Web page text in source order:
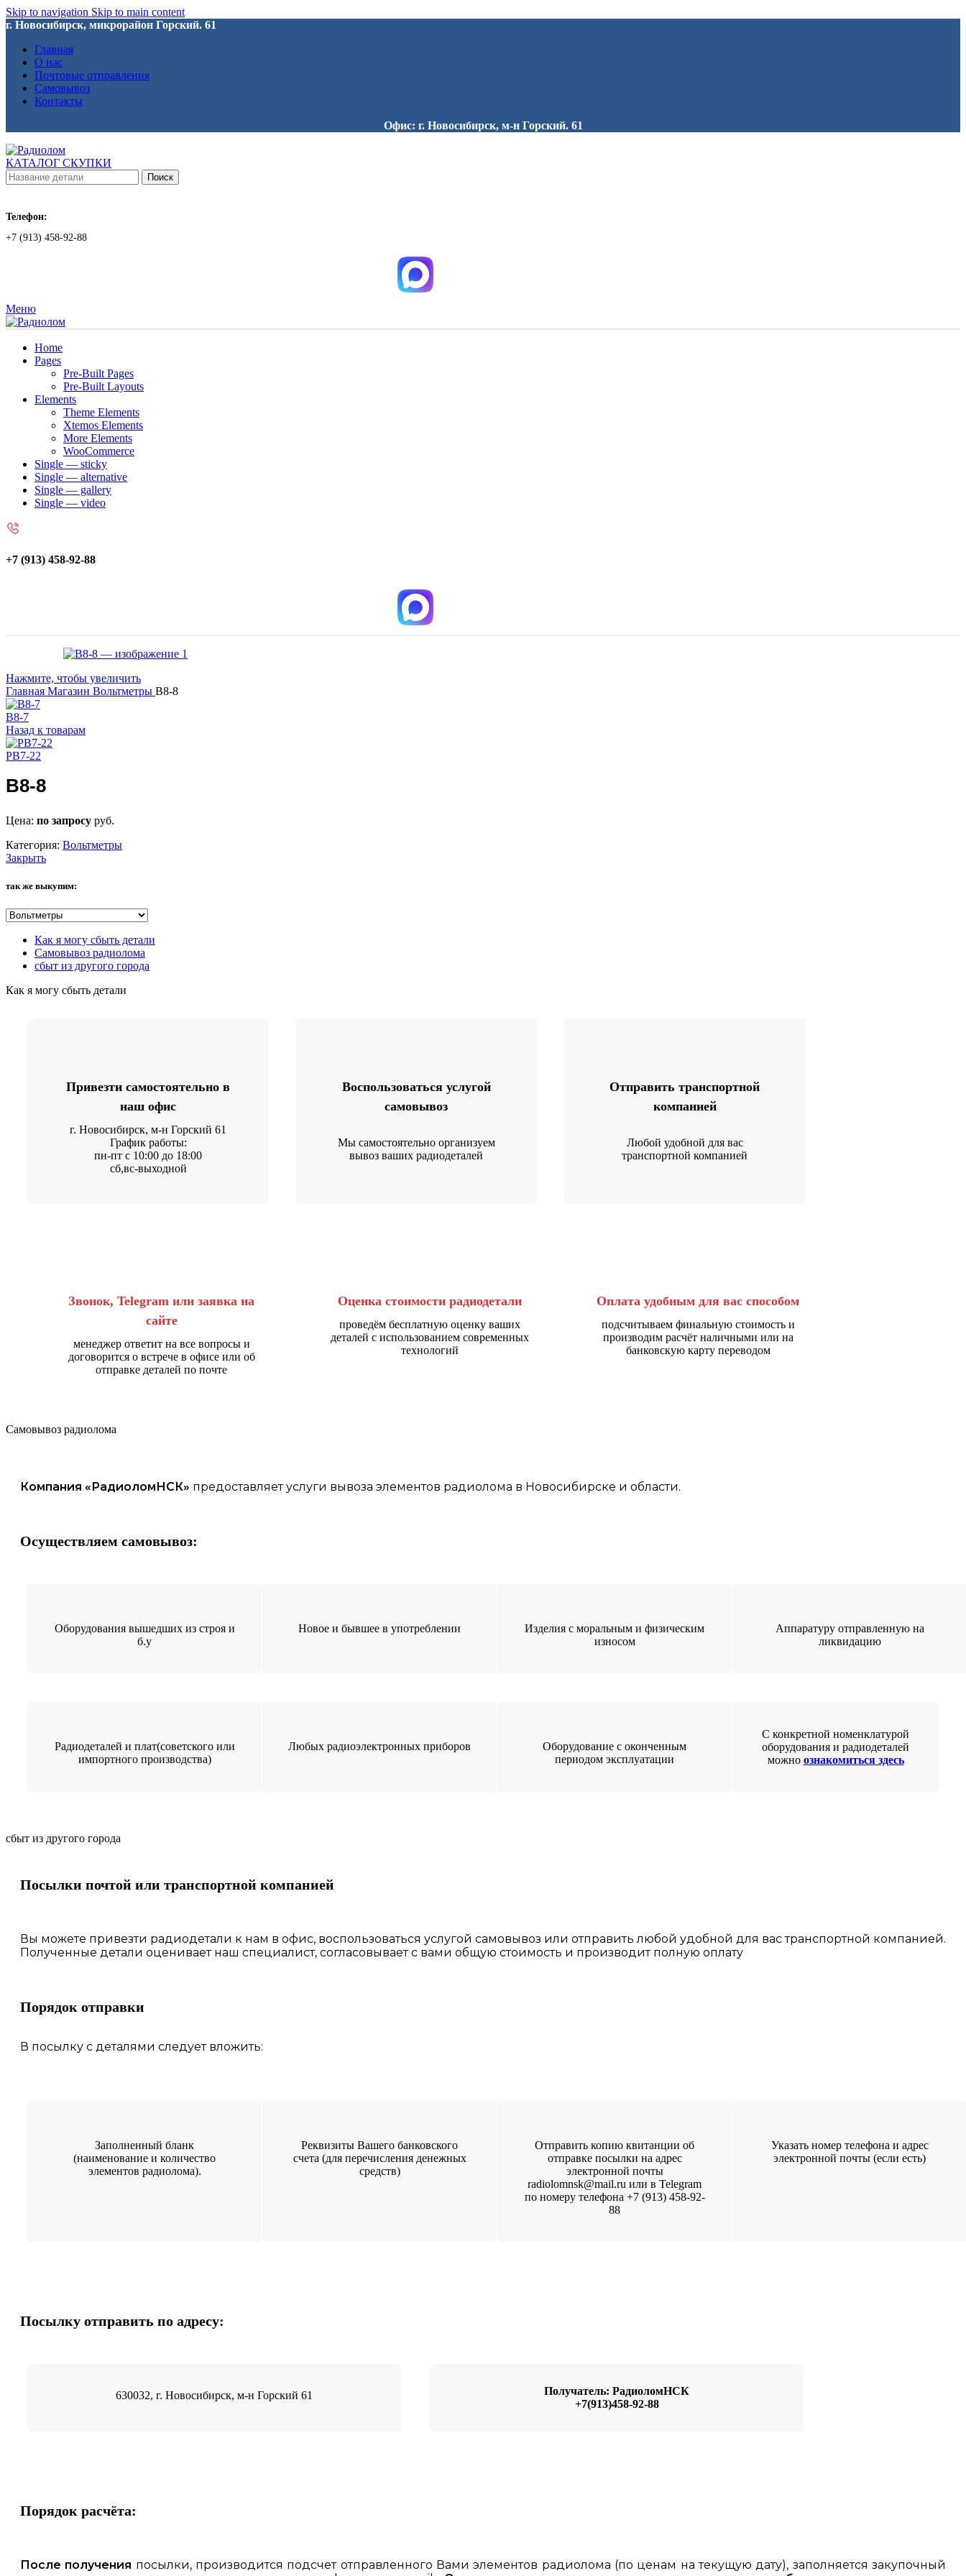
Skip to navigation Skip to main content
г. Новосибирск, микрорайон Горский. 61
Главная
О нас
Почтовые отправления
Самовывоз
Контакты
Офис: г. Новосибирск, м-н Горский. 61
КАТАЛОГ СКУПКИ
Поиск
Телефон:
+7 (913) 458-92-88
Меню
Home
Pages
Pre-Built Pages
Pre-Built Layouts
Elements
Theme Elements
Xtemos Elements
More Elements
WooCommerce
Single — sticky
Single — alternative
Single — gallery
Single — video
+7 (913) 458-92-88
Нажмите, чтобы увеличить
Главная Магазин Вольтметры В8-8
В8-7
Назад к товарам
РВ7-22
В8-8
Цена: по запросу руб.
Категория: Вольтметры
Закрыть
так же выкупим:
Как я могу сбыть детали
Самовывоз радиолома
сбыт из другого города
Как я могу сбыть детали
Привезти самостоятельно в
наш офис
г. Новосибирск, м-н Горский 61
График работы:
пн-пт с 10:00 до 18:00
сб,вс-выходной
Воспользоваться услугой
самовывоз
Мы самостоятельно организуем
вывоз ваших радиодеталей
Отправить транспортной
компанией
Любой удобной для вас
транспортной компанией
Звонок, Telegram или заявка на
сайте
менеджер ответит на все вопросы и
договорится о встрече в офисе или об
отправке деталей по почте
Оценка стоимости радиодетали
проведём бесплатную оценку ваших
деталей с использованием современных
технологий
Оплата удобным для вас способом
подсчитываем финальную стоимость и
производим расчёт наличными или на
банковскую карту переводом
Самовывоз радиолома
Компания «РадиоломНСК» предоставляет услуги вывоза элементов радиолома в Новосибирске и области.
Осуществляем самовывоз:
Оборудования вышедших из строя и
б.у
Новое и бывшее в употреблении
Изделия с моральным и физическим
износом
Аппаратуру отправленную на
ликвидацию
Радиодеталей и плат(советского или
импортного производства)
Любых радиоэлектронных приборов
Оборудование с оконченным
периодом эксплуатации
С конкретной номенклатурой
оборудования и радиодеталей
можно ознакомиться здесь
сбыт из другого города
Посылки почтой или транспортной компанией
Вы можете привезти радиодетали к нам в офис, воспользоваться услугой самовывоз или отправить любой удобной для вас транспортной компанией.
Полученные детали оценивает наш специалист, согласовываетс вами общую стоимость и производит полную оплату
Порядок отправки
В посылку с деталями следует вложить:
Заполненный бланк
(наименование и количество
элементов радиолома).
Реквизиты Вашего банковского
счета (для перечисления денежных
средств)
Отправить копию квитанции об
отправке посылки на адрес
электронной почты
radiolomnsk@mail.ru или в Telegram
по номеру телефона +7 (913) 458-92-
88
Указать номер телефона и адрес
электронной почты (если есть)
Посылку отправить по адресу:
630032, г. Новосибирск, м-н Горский 61
Получатель: РадиоломНСК
+7(913)458-92-88
Порядок расчёта:
После получения посылки, производится подсчет отправленного Вами элементов радиолома (по ценам на текущую дату), заполняется закупочный